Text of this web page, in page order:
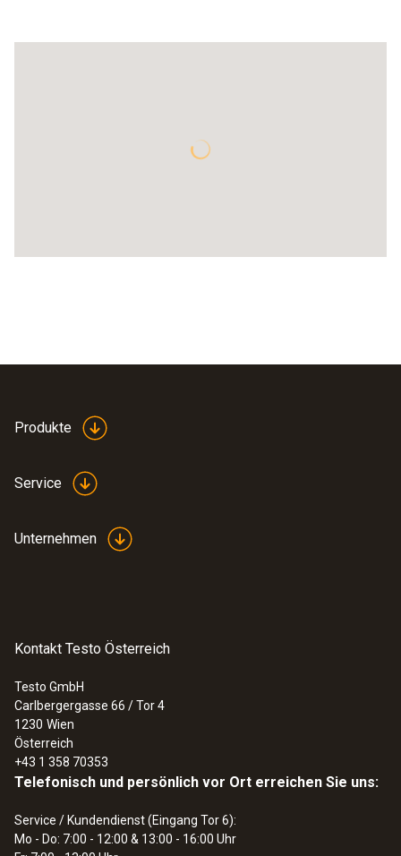
Produkte
Service
Unternehmen
Kontakt Testo Österreich
Testo GmbH
Carlbergergasse 66 / Tor 4
1230 Wien
Österreich
+43 1 358 70353
Telefonisch und persönlich vor Ort erreichen Sie uns:
Service / Kundendienst (Eingang Tor 6):
Mo - Do: 7:00 - 12:00 & 13:00 - 16:00 Uhr